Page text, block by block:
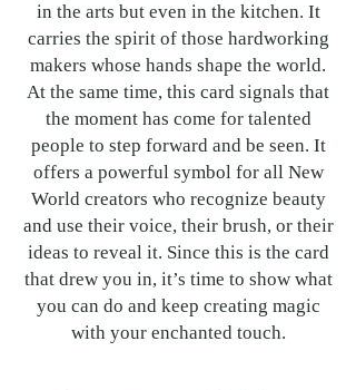
in the arts but even in the kitchen. It
carries the spirit of those hardworking
makers whose hands shape the world.
At the same time, this card signals that
the moment has come for talented
people to step forward and be seen. It
offers a powerful symbol for all New
World creators who recognize beauty
and use their voice, their brush, or their
ideas to reveal it. Since this is the card
that drew you in, it’s time to show what
you can do and keep creating magic
with your enchanted touch.